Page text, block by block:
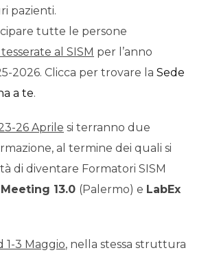
pazienti.
tutte le persone
al SISM per l’anno
2026. Clicca per trovare la Sede
a te.
26 Aprile si terranno due
al termine dei quali si
di diventare Formatori SISM
13.0 (Palermo) e LabEx
1-3 Maggio, nella stessa struttura